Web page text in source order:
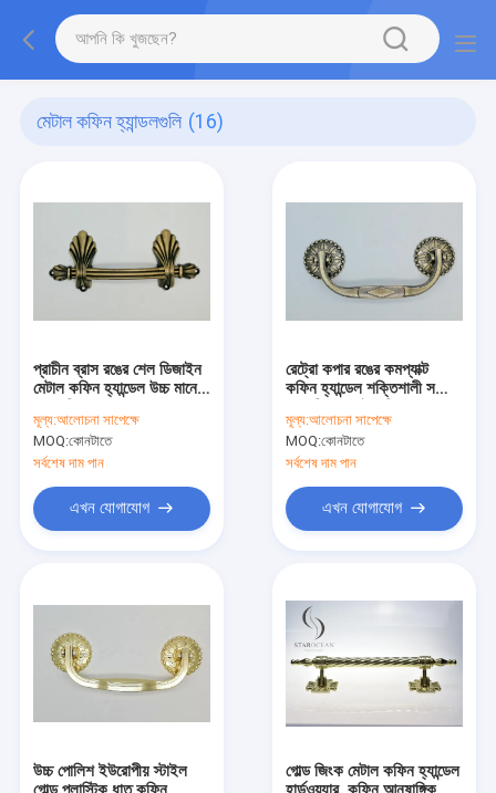
মেটাল কফিন হ্যান্ডলগুলি (16)
প্রাচীন ব্রাস রঙের শেল ডিজাইন
মেটাল কফিন হ্যান্ডেল উচ্চ মানের
মূল্য:আলোচনা সাপেক্ষে
MOQ:কোনটাতে
সর্বশেষ দাম পান
এখন যোগাযোগ
রেট্রো কপার রঙের কমপ্যাক্ট
কফিন হ্যান্ডেল শক্তিশালী সজ্জা
মূল্য:আলোচনা সাপেক্ষে
MOQ:কোনটাতে
সর্বশেষ দাম পান
এখন যোগাযোগ
উচ্চ পোলিশ ইউরোপীয় স্টাইল
গোল্ড জিংক মেটাল কফিন হ্যান্ডেল